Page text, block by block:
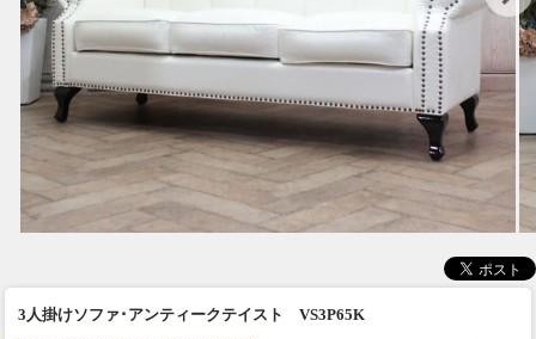
3人掛けソファ･アンティークテイスト VS3P65K